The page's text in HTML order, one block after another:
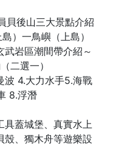
貝後山三大景點介紹
）一鳥嶼（上島）
岩區潮間帶介紹～
二選一）
波 4.大力水手5.海戰
8.浮潛
具蓋城堡、真實水上
殼、獨木舟等遊樂設